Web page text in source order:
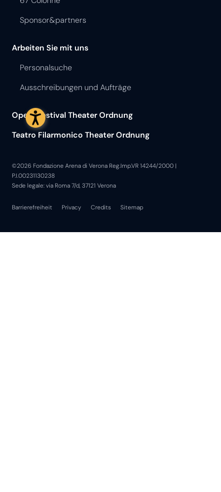
Sponsor&partners
Arbeiten Sie mit uns
Personalsuche
Ausschreibungen und Aufträge
Opera Festival Theater Ordnung
Teatro Filarmonico Theater Ordnung
©2026 Fondazione Arena di Verona Reg.Imp.VR 14244/2000 |
P.I.00231130238
Sede legale: via Roma 7/d, 37121 Verona
Barrierefreiheit Privacy Credits Sitemap